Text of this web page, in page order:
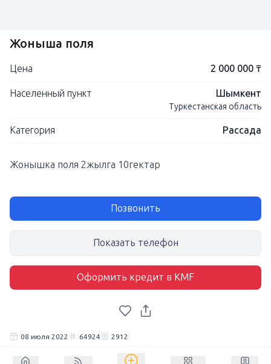
Жонышқа поля
Цена 2 000 000 ₸
Населенный пункт Шымкент
Туркестанская область
Категория Рассада
Жонышка поля 2жылга 10гектар
Позвонить
Показать телефон
Оформить кредит в KMF
08 июля 2022 64924 2912